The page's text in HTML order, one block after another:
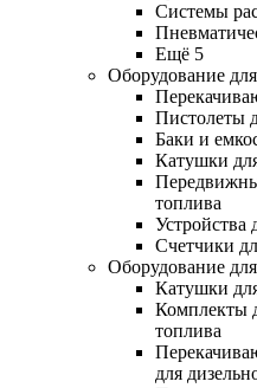
Системы
Ещё 5
Оборудование
Пистолеты
Баки и
Катушки
топлива
Устройства
Счетчики
Оборудование
Катушки
Комплекты
топлива
для